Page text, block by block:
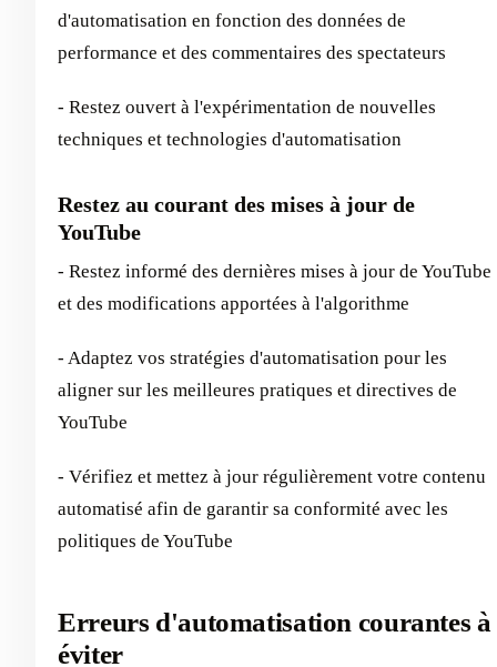
d'automatisation en fonction des données de
performance et des commentaires des spectateurs
- Restez ouvert à l'expérimentation de nouvelles
techniques et technologies d'automatisation
Restez au courant des mises à jour de
YouTube
- Restez informé des dernières mises à jour de YouTube
et des modifications apportées à l'algorithme
- Adaptez vos stratégies d'automatisation pour les
aligner sur les meilleures pratiques et directives de
YouTube
- Vérifiez et mettez à jour régulièrement votre contenu
automatisé afin de garantir sa conformité avec les
politiques de YouTube
Erreurs d'automatisation courantes à
éviter